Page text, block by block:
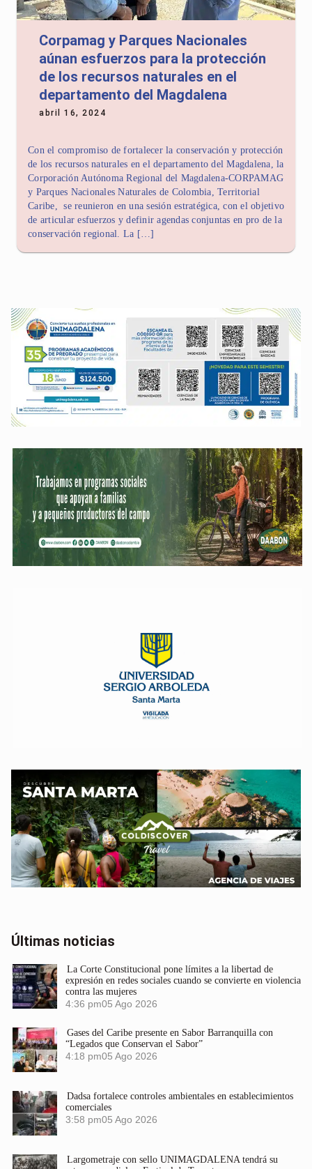
Corpamag y Parques Nacionales
aúnan esfuerzos para la protección
de los recursos naturales en el
departamento del Magdalena
abril 16, 2024
Con el compromiso de fortalecer la conservación y protección
de los recursos naturales en el departamento del Magdalena, la
Corporación Autónoma Regional del Magdalena-CORPAMAG
y Parques Nacionales Naturales de Colombia, Territorial
Caribe, se reunieron en una sesión estratégica, con el objetivo
de articular esfuerzos y definir agendas conjuntas en pro de la
conservación regional. La […]
Últimas noticias
La Corte Constitucional pone límites a la libertad de
expresión en redes sociales cuando se convierte en violencia
contra las mujeres
4:36 pm05 Ago 2026
Gases del Caribe presente en Sabor Barranquilla con
“Legados que Conservan el Sabor”
4:18 pm05 Ago 2026
Dadsa fortalece controles ambientales en establecimientos
comerciales
3:58 pm05 Ago 2026
Largometraje con sello UNIMAGDALENA tendrá su